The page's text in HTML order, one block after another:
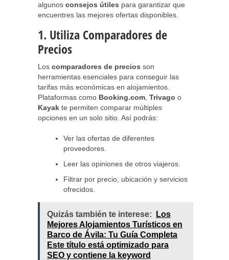
algunos consejos útiles para garantizar que
encuentres las mejores ofertas disponibles.
1. Utiliza Comparadores de
Precios
Los comparadores de precios son
herramientas esenciales para conseguir las
tarifas más económicas en alojamientos.
Plataformas como Booking.com Trivago o
Kayak te permiten comparar múltiples
opciones en un solo sitio. Así podrás:
Ver las ofertas de diferentes
proveedores.
Leer las opiniones de otros viajeros.
Filtrar por precio, ubicación y servicios
ofrecidos.
Quizás también te interese:
Los
Mejores Alojamientos Turísticos en
Barco de Ávila: Tu Guía Completa
Este título está optimizado para
SEO y contiene la keyword